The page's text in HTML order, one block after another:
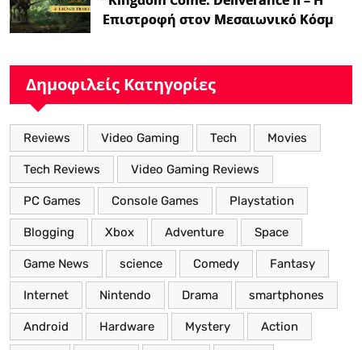
Επιστροφή στον Μεσαιωνικό Κόσμο
Δημοφιλείς Κατηγορίες
Reviews Video Gaming Tech Movies
Tech Reviews Video Gaming Reviews
PC Games Console Games Playstation
Blogging Xbox Adventure Space
Game News science Comedy Fantasy
Internet Nintendo Drama smartphones
Android Hardware Mystery Action